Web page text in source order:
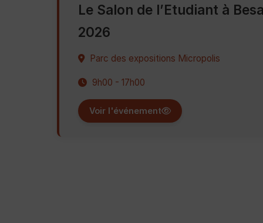
Le Salon de l’Etudiant à
2026
Parc des expositions Micropolis
9h00 - 17h00
Voir l'événement